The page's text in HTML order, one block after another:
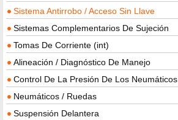
Sistema Antirrobo / Acceso Sin Llave
Sistemas Complementarios De Sujeción
Tomas De Corriente (int)
Alineación / Diagnóstico De Manejo
Control De La Presión De Los Neumáticos
Neumáticos / Ruedas
Suspensión Delantera